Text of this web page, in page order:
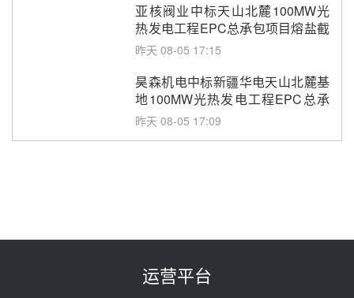
亚核阀业中标天山北麓100MW光
热发电工程EPC总承包项目熔盐截
止阀、熔盐三偏心蝶阀采购
昨天 08-05 17:15
昊森机电中标新疆华电天山北麓基
地100MW光热发电工程EPC总承
包项目熔盐介质超声波流量计采购
昨天 08-05 17:09
电机组灵活性改造项目三元液态盐
运营平台